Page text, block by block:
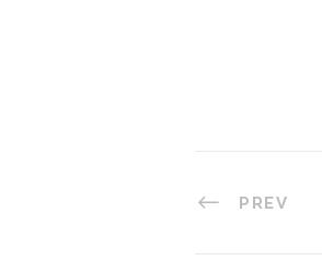
PREV